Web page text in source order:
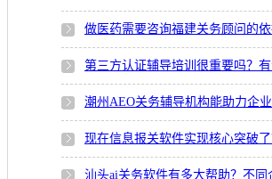
做医药需要咨询福建关务顾问的
第三方认证辅导培训很重要吗？
潮州AEO关务辅导机构能助力企
现在信息报关软件实现核心突破
汕头ai关务软件有多大帮助？不